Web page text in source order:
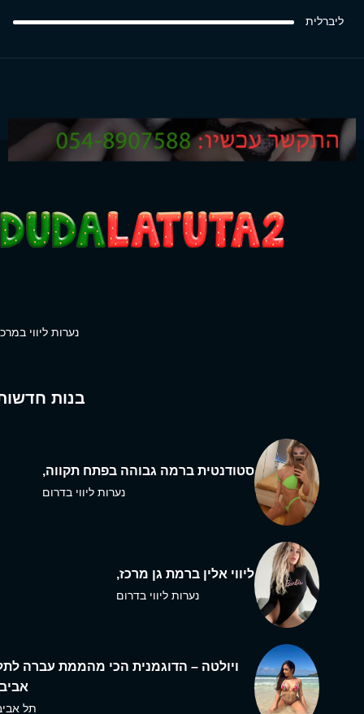
ליברלית
נערות ליווי
בנות
סטודנטית ברמה גבוהה בפתח תקווה,
נערות ליווי בדרום
ליווי אלין ברמת גן מרכז,
נערות ליווי בדרום
ויולטה – הדוגמנית הכי מהממת עברה
תל